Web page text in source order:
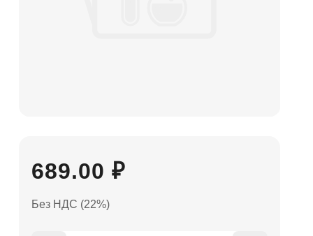
689.00 ₽
Без НДС (22%)